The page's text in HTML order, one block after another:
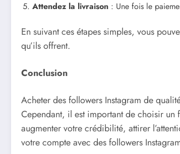
Attendez la livraison : Une fois le
En suivant ces étapes simples, vous
qu’ils offrent.
Conclusion
Acheter des followers Instagram de
Cependant, il est important de choisir un
augmenter votre crédibilité, attirer
votre compte avec des followers